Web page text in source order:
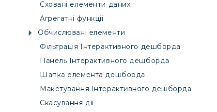
Сховані елементи даних
Агрегатні функції
Обчислювані елементи
Фільтрація Інтерактивного дешборда
Панель Інтерактивного дешборда
Шапка елемента дешборда
Макетування Інтерактивного дешборда
Скасування дії